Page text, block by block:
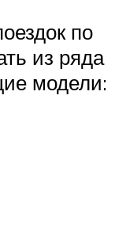
по
из ряда
модели: